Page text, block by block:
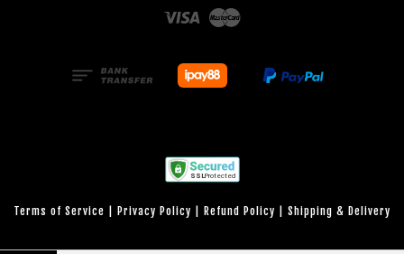
Visa
Terms of Service Privacy Policy Refund Policy Shipping & Delivery